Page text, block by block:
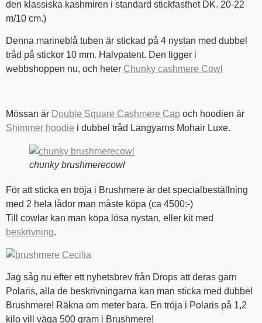
den klassiska kashmiren i standard stickfasthet DK. 20-22
m/10 cm.)
Denna marineblå tuben är stickad på 4 nystan med dubbel
tråd på stickor 10 mm. Halvpatent. Den ligger i
webbshoppen nu, och heter Chunky cashmere Cowl
Mössan är Double Square Cashmere Cap och hoodien är
Shimmer hoodie i dubbel tråd Langyarns Mohair Luxe.
chunky brushmerecowl
För att sticka en tröja i Brushmere är det specialbeställning
med 2 hela lådor man måste köpa (ca 4500:-)
Till cowlar kan man köpa lösa nystan, eller kit med
beskrivning.
Jag såg nu efter ett nyhetsbrev från Drops att deras garn
Polaris, alla de beskrivningarna kan man sticka med dubbel
Brushmere! Räkna om meter bara. En tröja i Polaris på 1,2
kilo vill väga 500 gram i Brushmere!